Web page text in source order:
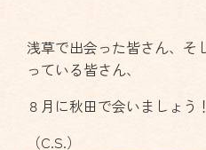
浅草で出会った皆さん、そ
っている皆さん、
８月に秋田で会いましょう
（C.S.）